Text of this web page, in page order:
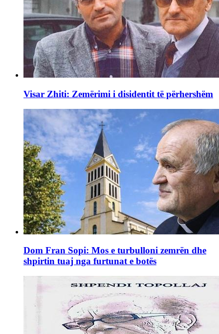
Visar Zhiti: Zemërimi i disidentit të përhershëm
Dom Fran Sopi: Mos e turbulloni zemrën dhe
shpirtin tuaj nga furtunat e botës